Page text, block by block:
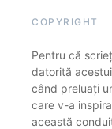
COPYRIGHT
Pentru că
datorită
când preluați
care v-a
această